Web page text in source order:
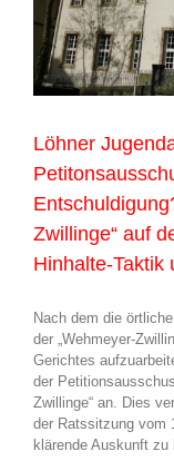
Löhner
Zwillinge“ auf
Hinhalte-Taktik
Nach dem die
der „Wehmeyer-
Gerichtes
der
Zwillinge“ an. Dies
der Ratssitzung vom
klärende Auskunft